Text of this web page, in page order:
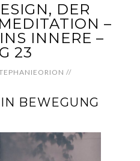
DER
–
INNERE –
23
//
BEWEGUNG